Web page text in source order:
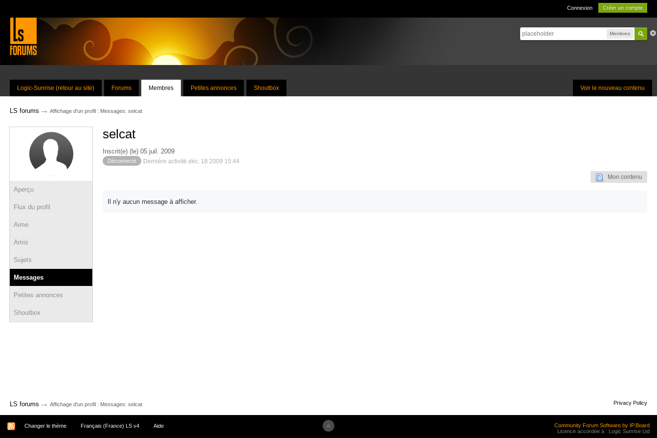
Connexion Créer un compte
Membres
Voir le nouveau contenu
Logic-Sunrise (retour au site) Forums Membres Petites annonces Shoutbox
LS forums → Affichage d'un profil : Messages: selcat
Aperçu
Flux du profil
Aime
Amis
Sujets
Messages
Petites annonces
Shoutbox
selcat
Inscrit(e) (le) 05 juil. 2009
Déconnecté Dernière activité déc. 18 2009 15:44
Mon contenu
Il n'y aucun message à afficher.
LS forums → Affichage d'un profil : Messages: selcat Privacy Policy
Changer le thème Français (France) LS v4 Aide
Community Forum Software by IP.Board
Licence accordée à : Logic Sunrise Ltd